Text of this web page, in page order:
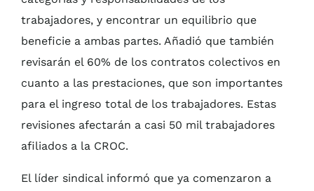
trabajadores, y encontrar un equilibrio que
beneficie a ambas partes. Añadió que también
revisarán el 60% de los contratos colectivos en
cuanto a las prestaciones, que son importantes
para el ingreso total de los trabajadores. Estas
revisiones afectarán a casi 50 mil trabajadores
afiliados a la CROC.
El líder sindical informó que ya comenzaron a